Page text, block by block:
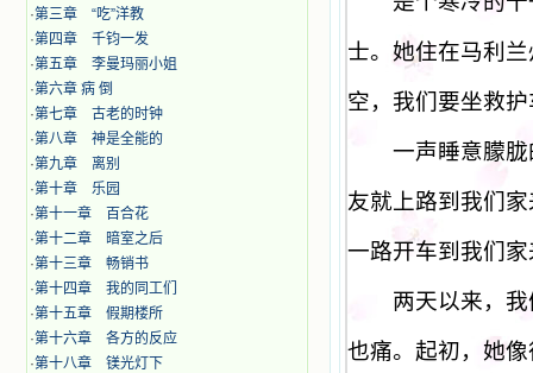
·第三章 “吃”洋教
·第四章 千钧一发
·第五章 李曼玛丽小姐
·第六章 病 倒
·第七章 古老的时钟
·第八章 神是全能的
·第九章 离别
·第十章 乐园
·第十一章 百合花
·第十二章 暗室之后
·第十三章 畅销书
·第十四章 我的同工们
·第十五章 假期楼所
·第十六章 各方的反应
·第十八章 镁光灯下
士。她住在马利
空，我们要坐救
一声睡意朦胧
友就上路到我们
一路开车到我们
两天以来，我
也痛。起初，她